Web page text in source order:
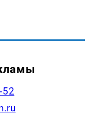
52